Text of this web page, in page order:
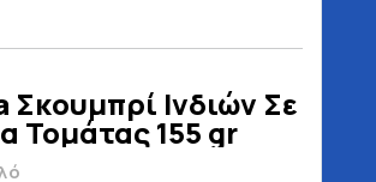
Σκουμπρί Ινδιών Σε
Τομάτας 155 gr